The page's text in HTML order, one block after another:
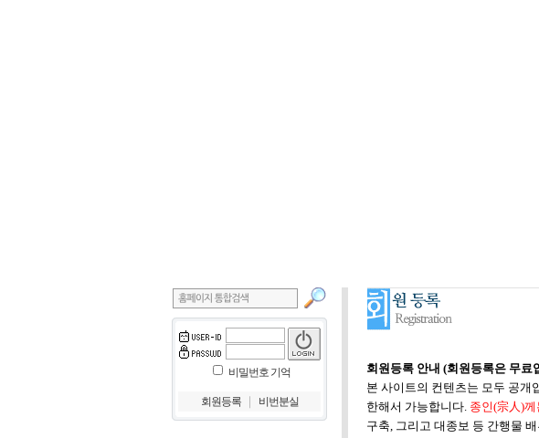
비밀번호 기억
회원등록 비번분실
회원등록 안내 (회원등록은 무료
본 사이트의 컨텐츠는 모두 공개
한해서 가능합니다. 종인(宗人)
구축, 그리고 대종보 등 간행물